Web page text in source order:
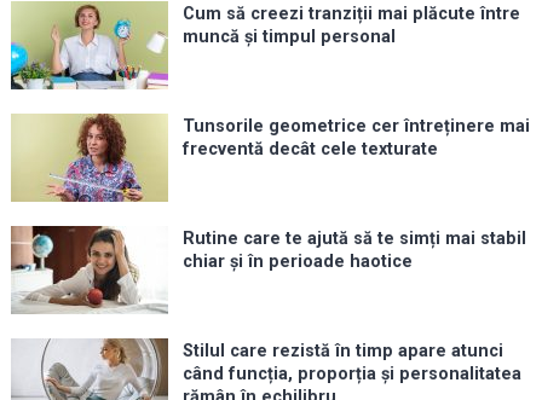
Cum să creezi tranziții mai plăcute între
muncă și timpul personal
Tunsorile geometrice cer întreținere mai
frecventă decât cele texturate
Rutine care te ajută să te simți mai stabil
chiar și în perioade haotice
Stilul care rezistă în timp apare atunci
când funcția, proporția și personalitatea